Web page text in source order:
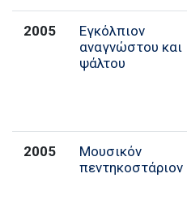
2005
Εγκόλπιον
αναγνώστου και
ψάλτου
2005
Μουσικόν
πεντηκοστάριον